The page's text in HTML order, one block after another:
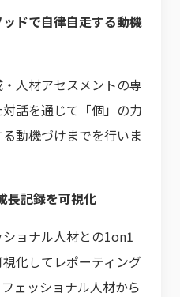
ドで自律自走する動機
人材アセスメントの専
話を通じて「個」の力
動機づけまでを行いま
長記録を可視化
ョナル人材との1on1
化してレポーティング
ェッショナル人材から